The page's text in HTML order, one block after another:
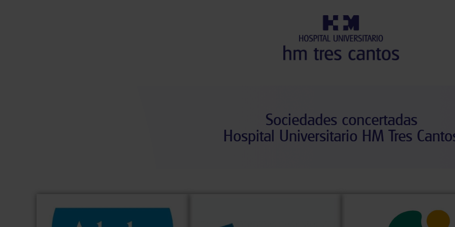
Sociedades concertadas
Hospital Universitario HM Tres